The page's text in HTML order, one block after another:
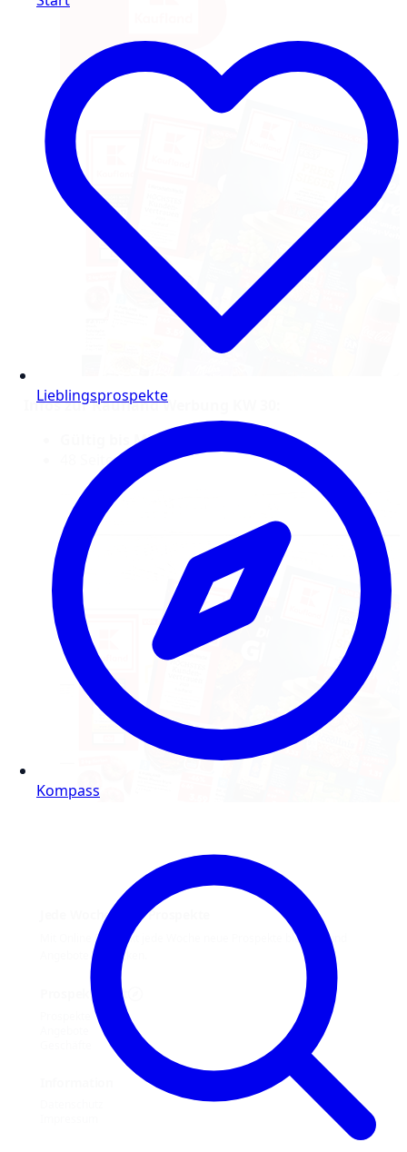
Infos zur Kaufland Werbung KW 30:
Gültig bis Mittwoch, 30.7.25
48 Seiten
Jede Woche neue Prospekte
Mit Online Prospekt jede Woche neue Prospekte blättern und
Angebote entdecken.
Prospekt-Welt
Lieblingsprospekte
Kompass